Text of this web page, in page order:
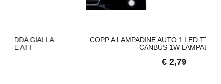
COPPIA LAMPADINE AUTO 1 LED TTCR T10
CANBUS 1W LAMPAD